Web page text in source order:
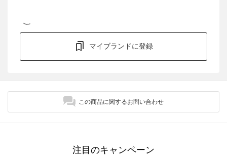
マイブランドに登録
この商品に関するお問い合わせ
注目のキャンペーン